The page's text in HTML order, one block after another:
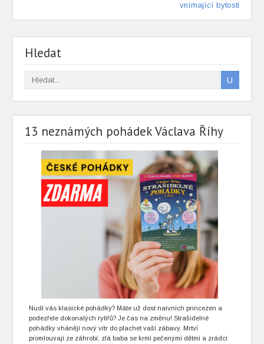
vnímající bytosti
Hledat
13 neznámých pohádek Václava Říhy
Nudí vás klasické pohádky? Máte už dost naivních princezen a
podezřele dokonalých rytířů? Je čas na změnu! Strašidelné
pohádky vhánějí nový vítr do plachet vaší zábavy. Mrtví
promlouvají ze záhrobí, zlá baba se krmí pečenými dětmi a zrádci